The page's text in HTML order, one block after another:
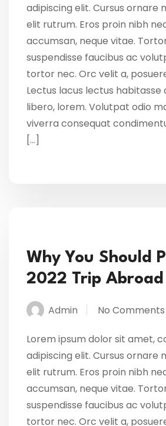
adipiscing elit. Cursus ornare
elit rutrum. Eros proin nibh
accumsan, neque vitae.
suspendisse faucibus ac
tortor nec. Orc velit a,
Lectus lacus lectus habitasse
libero, lorem. Volutpat odio
viverra consequat
[…]
Why You Should
2022 Trip Abroad
Admin No Comments
Lorem ipsum dolor sit amet,
adipiscing elit. Cursus ornare
elit rutrum. Eros proin nibh
accumsan, neque vitae.
suspendisse faucibus ac
tortor nec. Orc velit a,